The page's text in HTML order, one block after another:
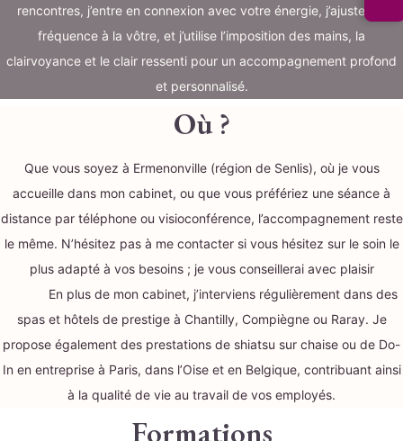
rencontres, j’entre en connexion avec votre énergie, j’ajuste ma
fréquence à la vôtre, et j’utilise l’imposition des mains, la
clairvoyance et le clair ressenti pour un accompagnement profond
et personnalisé.
Où ?
Que vous soyez à Ermenonville (région de Senlis), où je vous
accueille dans mon cabinet, ou que vous préfériez une séance à
distance par téléphone ou visioconférence, l’accompagnement reste
le même. N’hésitez pas à me contacter si vous hésitez sur le soin le
plus adapté à vos besoins ; je vous conseillerai avec plaisir
En plus de mon cabinet, j’interviens régulièrement dans des
spas et hôtels de prestige à Chantilly, Compiègne ou Raray. Je
propose également des prestations de shiatsu sur chaise ou de Do-
In en entreprise à Paris, dans l’Oise et en Belgique, contribuant ainsi
à la qualité de vie au travail de vos employés.
Formations